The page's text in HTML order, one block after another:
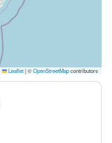
Leaflet|©OpenStreetMapcontributors